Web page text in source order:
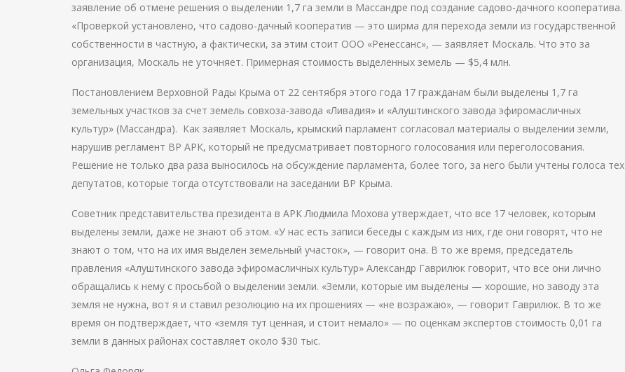
заявление об отмене решения о выделении 1,7 га земли в Массандре под создание садово-дачного кооператива.
«Проверкой установлено, что садово-дачный кооператив — это ширма для перехода земли из государственной
собственности в частную, а фактически, за этим стоит ООО «Ренессанс», — заявляет Москаль. Что это за
организация, Москаль не уточняет. Примерная стоимость выделенных земель — $5,4 млн.
Постановлением Верховной Рады Крыма от 22 сентября этого года 17 гражданам были выделены 1,7 га
земельных участков за счет земель совхоза-завода «Ливадия» и «Алуштинского завода эфиромасличных
культур» (Массандра). Как заявляет Москаль, крымский парламент согласовал материалы о выделении земли,
нарушив регламент ВР АРК, который не предусматривает повторного голосования или переголосования.
Решение не только два раза выносилось на обсуждение парламента, более того, за него были учтены голоса тех
депутатов, которые тогда отсутствовали на заседании ВР Крыма.
Советник представительства президента в АРК Людмила Мохова утверждает, что все 17 человек, которым
выделены земли, даже не знают об этом. «У нас есть записи беседы с каждым из них, где они говорят, что не
знают о том, что на их имя выделен земельный участок», — говорит она. В то же время, председатель
правления «Алуштинского завода эфиромасличных культур» Александр Гаврилюк говорит, что все они лично
обращались к нему с просьбой о выделении земли. «Земли, которые им выделены — хорошие, но заводу эта
земля не нужна, вот я и ставил резолюцию на их прошениях — «не возражаю», — говорит Гаврилюк. В то же
время он подтверждает, что «земля тут ценная, и стоит немало» — по оценкам экспертов стоимость 0,01 га
земли в данных районах составляет около $30 тыс.